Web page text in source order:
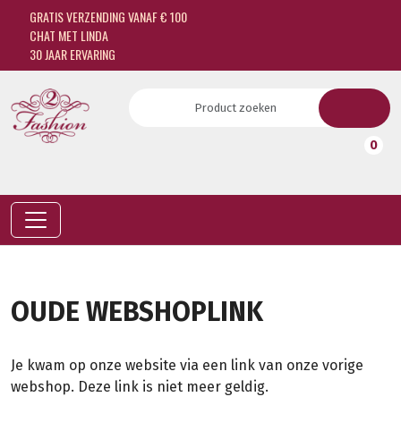
GRATIS VERZENDING VANAF € 100
CHAT MET LINDA
30 JAAR ERVARING
0
OUDE WEBSHOPLINK
Je kwam op onze website via een link van onze vorige
webshop. Deze link is niet meer geldig.